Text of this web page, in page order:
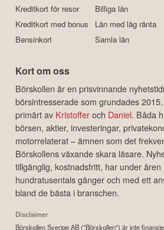
Kreditkort för resor
Kreditkort med bonus
Bensinkort
Billiga lån
Lån med låg ränta
Samla lån
Kort om oss
Börskollen är en prisvinnande
börsintresserade som grundades
primärt av Kristofferoch Daniel. Båda
börsen, aktier, investeringar,
motorrelaterat – ämnen som det
Börskollens växande skara läsare.
tillgänglig, kostnadsfritt, har under
hundratusentals gånger och med ett
bland de bästa i branschen.
Disclaimer
Börskollen Sverige AB ("Börskollen") är inte